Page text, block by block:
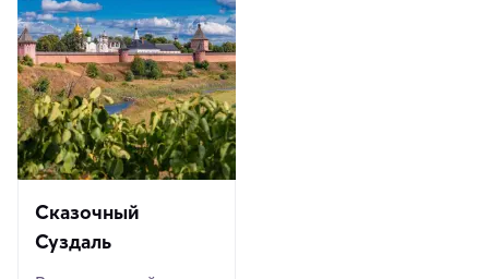
Сказочный
Суздаль